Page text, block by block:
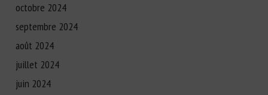
octobre 2024
septembre 2024
août 2024
juillet 2024
juin 2024